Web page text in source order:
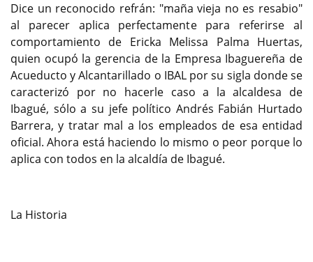
Dice un reconocido refrán: "maña vieja no es resabio"
al parecer aplica perfectamente para referirse al
comportamiento de Ericka Melissa Palma Huertas,
quien ocupó la gerencia de la Empresa Ibaguereña de
Acueducto y Alcantarillado o IBAL por su sigla donde se
caracterizó por no hacerle caso a la alcaldesa de
Ibagué, sólo a su jefe político Andrés Fabián Hurtado
Barrera, y tratar mal a los empleados de esa entidad
oficial. Ahora está haciendo lo mismo o peor porque lo
aplica con todos en la alcaldía de Ibagué.
La Historia